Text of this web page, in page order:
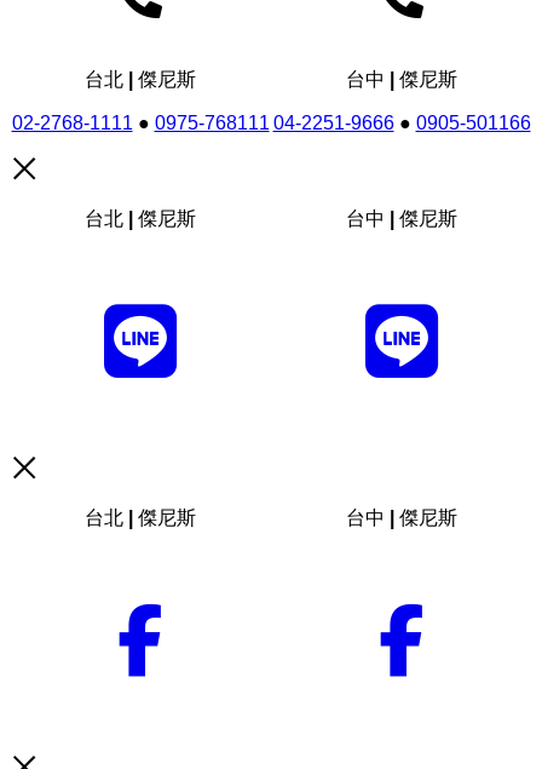
台北 | 傑尼斯
02-2768-1111 ● 0975-768111
台中 | 傑尼斯
04-2251-9666● 0905-501166
台北 | 傑尼斯 台中 | 傑尼斯
台北 | 傑尼斯 台中 | 傑尼斯